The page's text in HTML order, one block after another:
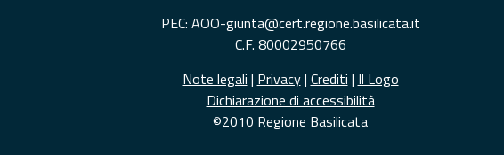
PEC: AOO-giunta@cert.regione.basilicata.it
C.F. 80002950766
Note legali | Privacy| Crediti | Il Logo
Dichiarazione di accessibilità
©2010 Regione Basilicata